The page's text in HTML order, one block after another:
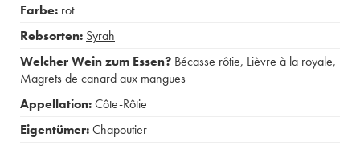
Farbe: rot
Rebsorten: Syrah
Welcher Wein zum Essen? Bécasse rôtie, Lièvre à la royale,
Magrets de canard aux mangues
Appellation:Côte-Rôtie
Eigentümer:Chapoutier